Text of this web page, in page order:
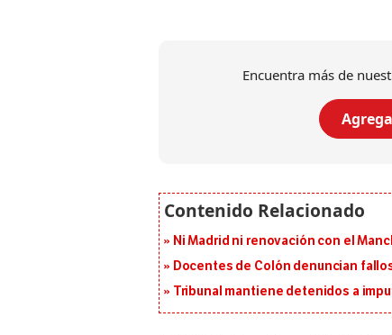
Encuentra más de
Ni Madrid ni renovación con el
Docentes de Colón denuncian
Tribunal mantiene detenidos a